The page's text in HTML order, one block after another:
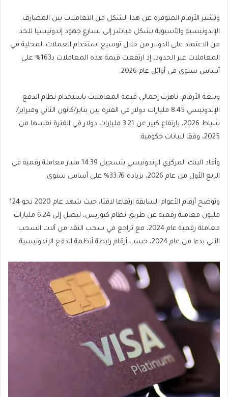
وتشير الأرقام المتوفرة عن هذا الشكل من التعاملات بين المصارف
الإندونيسية والآسيوية بشكل مباشر إلى تسارع جهود إندونيسيا للحد
من الاعتماد على الدولار من خلال توسيع استخدام العملات المحلية في
المعاملات عبر الحدود، إذ ارتفعت قيمة هذه المعاملات بـ163% على
أساس سنوي في أوائل عام 2026.
وبلغة الأرقام، ناهزت إجمالي قيمة المعاملات باستخدام نظام الدفع
الإندونيسي 8.45 مليارات دولار في الفترة بين يناير/كانون الثاني وفبراير/
شباط 2026، بارتفاع كبير عن 3.21 مليارات دولار في الفترة نفسها من
2025، وفقا لبيانات حكومية.
وأفاد البنك المركزي الإندونيسي بتسجيل 14.39 مليار معاملة رقمية في
الربع الأول من عام 2026، بزيادة 33.76% على أساس سنوي.
وتوضح أرقام الأعوام السابقة ارتفاعا لافتا، حيث شهد عام 2020 نحو 124
مليون معاملة رقمية عن طريق نظام كيوريس، ليصل إلى 6.24 مليارات
معاملة رقمية عام 2024، مع تراجع في سحب النقد من آلات السحب
الآلي بدءا من عام 2024، حسب أرقام رابطة أنظمة الدفع الإندونيسية.